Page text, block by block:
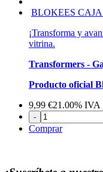
BLOKEES
¡Transforma y
vitrina.
Transformers -
Producto oficial
9,99 €21.00% IVA
-
Comprar